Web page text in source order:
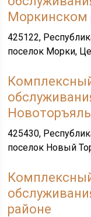
Моркинском
425122,
поселок Морки,
425430,
поселок Новый
районе